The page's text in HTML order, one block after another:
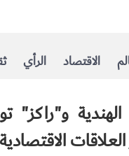
الرأي الاقتصاد
الهندية و"راكز"
الاقتصادية